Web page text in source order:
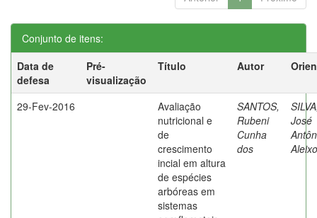
Conjunto de itens:
Data de
defesa
Pré-
visualização
Título Autor
29-Fev-2016
Avaliação
nutricional e
de
crescimento
incial em altura
de espécies
arbóreas em
sistemas
SANTOS,
Rubeni
Cunha
dos
José